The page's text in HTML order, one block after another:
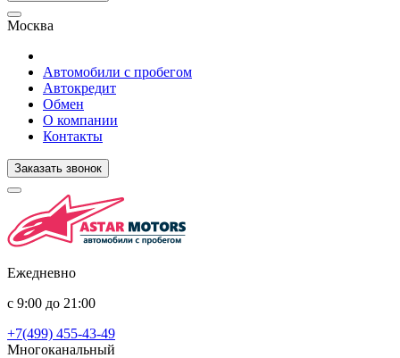
Москва
Автомобили с пробегом
Автокредит
Обмен
О компании
Контакты
Заказать звонок
Ежедневно
с 9:00 до 21:00
+7(499) 455-43-49
Многоканальный